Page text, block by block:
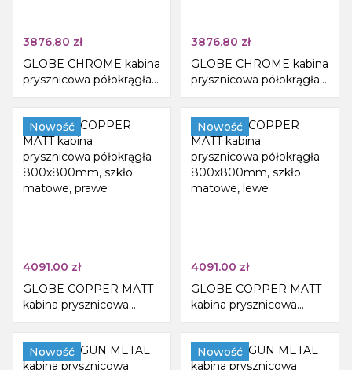
3876.80 zł
GLOBE CHROME kabina
prysznicowa półokrągła
900x900mm, szkło
matowe, prawe
3876.80 zł
GLOBE CHROME kabina
prysznicowa półokrągła
900x900mm, szkło
matowe, lewe
Nowość
4091.00 zł
GLOBE COPPER MATT
kabina prysznicowa
półokrągła
800x800mm, szkło
matowe, prawe
Nowość
4091.00 zł
GLOBE COPPER MATT
kabina prysznicowa
półokrągła
800x800mm, szkło
matowe, lewe
Nowość Nowość